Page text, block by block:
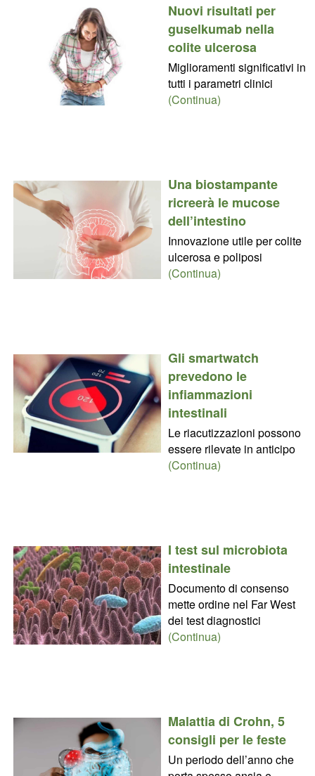
Nuovi risultati per
guselkumab nella
colite ulcerosa
Miglioramenti significativi in
tutti i parametri clinici
(Continua)
Una biostampante
ricreerà le mucose
dell’intestino
Innovazione utile per colite
ulcerosa e poliposi
(Continua)
Gli smartwatch
prevedono le
infiammazioni
intestinali
Le riacutizzazioni possono
essere rilevate in anticipo
(Continua)
I test sul microbiota
intestinale
Documento di consenso
mette ordine nel Far West
dei test diagnostici
(Continua)
Malattia di Crohn, 5
consigli per le feste
Un periodo dell’anno che